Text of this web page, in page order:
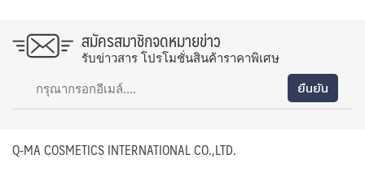
สมัครสมาชิกจดหมายข่าว
รับข่าวสาร โปรโมชั่นสินค้าราคาพิเศษ
Q-MA COSMETICS INTERNATIONAL CO.,LTD.